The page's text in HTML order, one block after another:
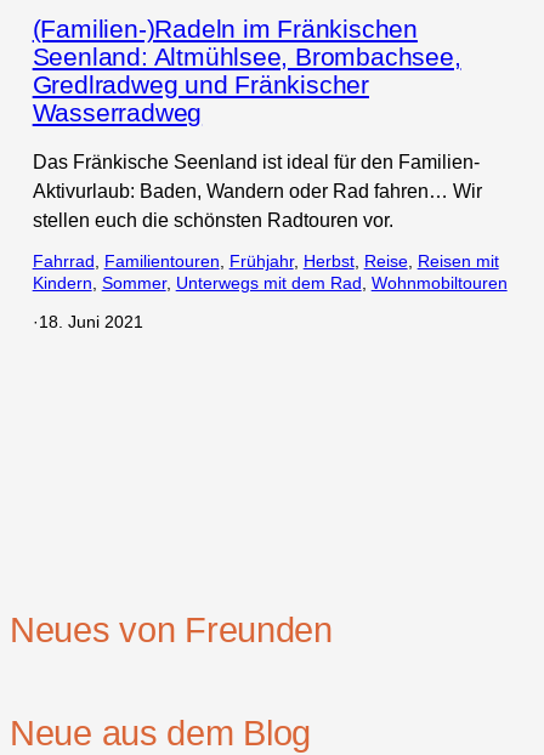
(Familien-)Radeln im Fränkischen
Seenland: Altmühlsee, Brombachsee,
Gredlradweg und Fränkischer
Wasserradweg
Das Fränkische Seenland ist ideal für den Familien-
Aktivurlaub: Baden, Wandern oder Rad fahren… Wir
stellen euch die schönsten Radtouren vor.
Fahrrad Familientouren Frühjahr, Herbst, Reise, Reisen mit
Kindern Sommer, Unterwegs mit dem Rad Wohnmobiltouren
·18. Juni 2021
Neues von Freunden
Neue aus dem Blog